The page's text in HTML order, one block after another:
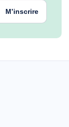
M’inscrire